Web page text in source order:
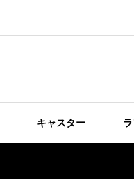
キャスター